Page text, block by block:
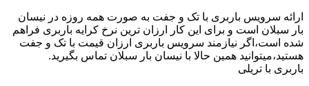
ارائه سرویس باربری با تک و جفت به صورت همه روزه در نیسان
بار سبلان است و برای این کار ارزان ترین نرخ کرایه باربری فراهم
شده است،اگر نیازمند سرویس باربری ارزان قیمت با تک و جفت
هستید،میتوانید همین حالا با نیسان بار سبلان تماس بگیرید.
باربری با تریلی